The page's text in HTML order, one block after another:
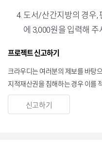
도서/산간지방의 경우,
에 3,000원을 입력해 주
프로젝트 신고하기
크라우디는 여러분의 제보를 바탕
지적재산권을 침해하는 경우 이를
신고하기